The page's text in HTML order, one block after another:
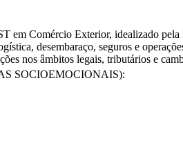
em Comércio Exterior, idealizado
desembaraço, seguros e
nos âmbitos legais, tributários e
SOCIOEMOCIONAIS):